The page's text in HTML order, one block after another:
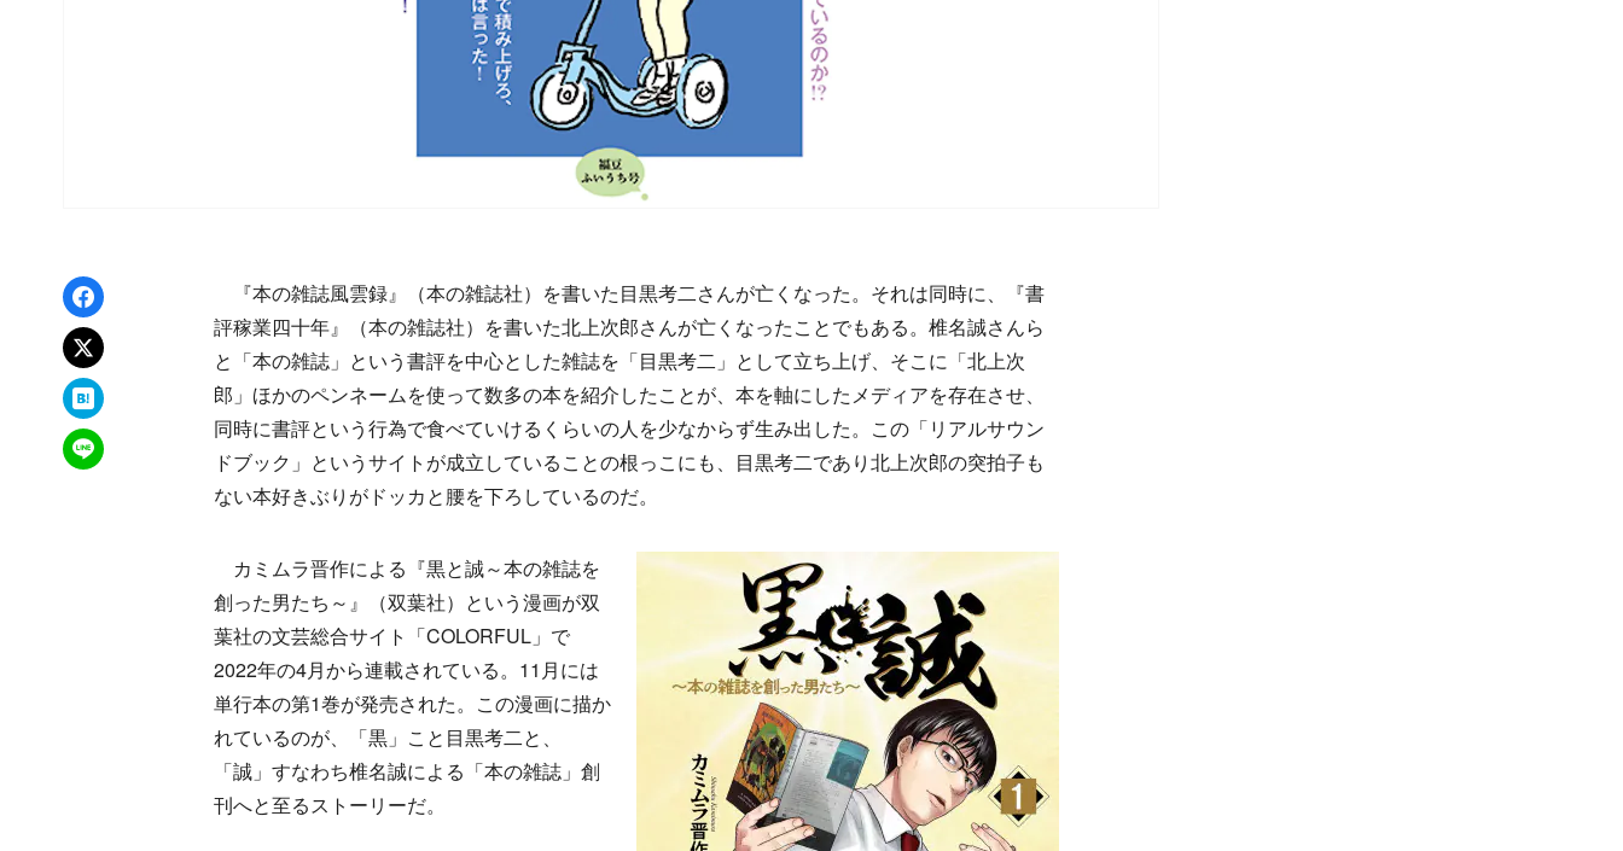
Facebookでシェア
xでポスト
はてなブックマーク
LINEで送る
『本の雑誌風雲録』（本の雑誌社）を書いた目黒考二さんが亡くなった。それは同時に、『書
評稼業四十年』（本の雑誌社）を書いた北上次郎さんが亡くなったことでもある。椎名誠さんら
と「本の雑誌」という書評を中心とした雑誌を「目黒考二」として立ち上げ、そこに「北上次
郎」ほかのペンネームを使って数多の本を紹介したことが、本を軸にしたメディアを存在させ、
同時に書評という行為で食べていけるくらいの人を少なからず生み出した。この「リアルサウン
ドブック」というサイトが成立していることの根っこにも、目黒考二であり北上次郎の突拍子も
ない本好きぶりがドッカと腰を下ろしているのだ。
カミムラ晋作による『黒と誠～本の雑誌を
創った男たち～』（双葉社）という漫画が双
葉社の文芸総合サイト「COLORFUL」で
2022年の4月から連載されている。11月には
単行本の第1巻が発売された。この漫画に描か
れているのが、「黒」こと目黒考二と、
「誠」すなわち椎名誠による「本の雑誌」創
刊へと至るストーリーだ。